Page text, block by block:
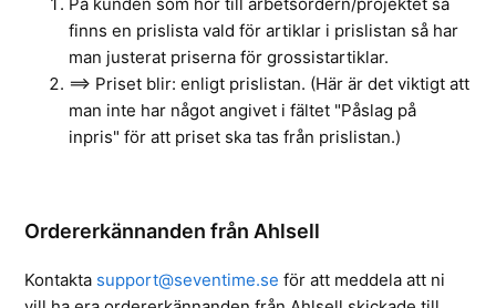
På kunden som hör till arbetsordern/projektet så
finns en prislista vald för artiklar i prislistan så har
man justerat priserna för grossistartiklar.
==> Priset blir: enligt prislistan. (Här är det viktigt att
man inte har något angivet i fältet "Påslag på
inpris" för att priset ska tas från prislistan.)
Ordererkännanden från Ahlsell
Kontakta support@seventime.se för att meddela att ni